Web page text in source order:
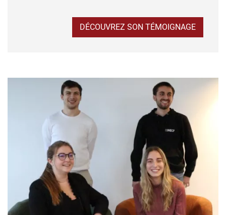
DÉCOUVREZ SON TÉMOIGNAGE